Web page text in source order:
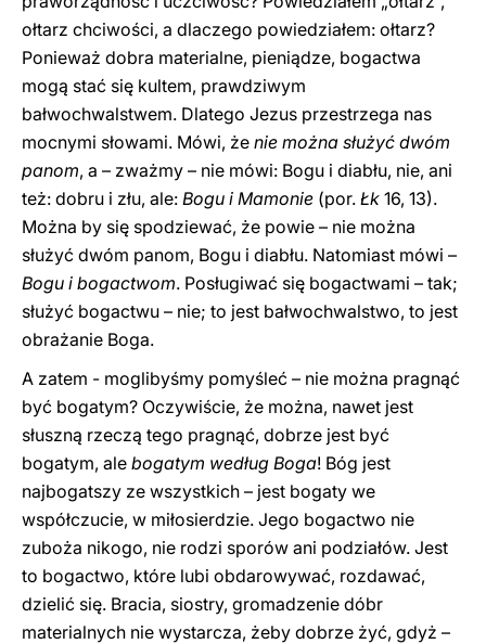
ołtarz chciwości, a dlaczego powiedziałem: ołtarz?
Ponieważ dobra materialne, pieniądze, bogactwa
mogą stać się kultem, prawdziwym
bałwochwalstwem. Dlatego Jezus przestrzega nas
mocnymi słowami. Mówi, że nie można służyć dwóm
panom, a – zważmy – nie mówi: Bogu i diabłu, nie, ani
też: dobru i złu, ale: Bogu i Mamonie (por. Łk 16, 13).
Można by się spodziewać, że powie – nie można
służyć dwóm panom, Bogu i diabłu. Natomiast mówi –
Bogu i bogactwom. Posługiwać się bogactwami – tak;
służyć bogactwu – nie; to jest bałwochwalstwo, to jest
obrażanie Boga.
A zatem - moglibyśmy pomyśleć – nie można pragnąć
być bogatym? Oczywiście, że można, nawet jest
słuszną rzeczą tego pragnąć, dobrze jest być
bogatym, ale bogatym według Boga! Bóg jest
najbogatszy ze wszystkich – jest bogaty we
współczucie, w miłosierdzie. Jego bogactwo nie
zuboża nikogo, nie rodzi sporów ani podziałów. Jest
to bogactwo, które lubi obdarowywać, rozdawać,
dzielić się. Bracia, siostry, gromadzenie dóbr
materialnych nie wystarcza, żeby dobrze żyć, gdyż –